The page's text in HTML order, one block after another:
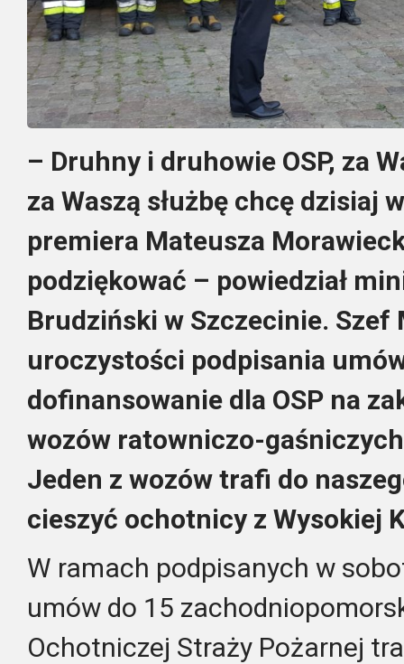
– Druhny i druhowie OSP, za
za Waszą służbę chcę dzisiaj
premiera Mateusza
podziękować – powiedział
Brudziński w Szczecinie. Szef
uroczystości podpisania
dofinansowanie dla OSP na
wozów ratowniczo-
Jeden z wozów trafi do
cieszyć ochotnicy z Wysokiej
W ramach podpisanych w
umów do 15
Ochotniczej Straży Pożarnej